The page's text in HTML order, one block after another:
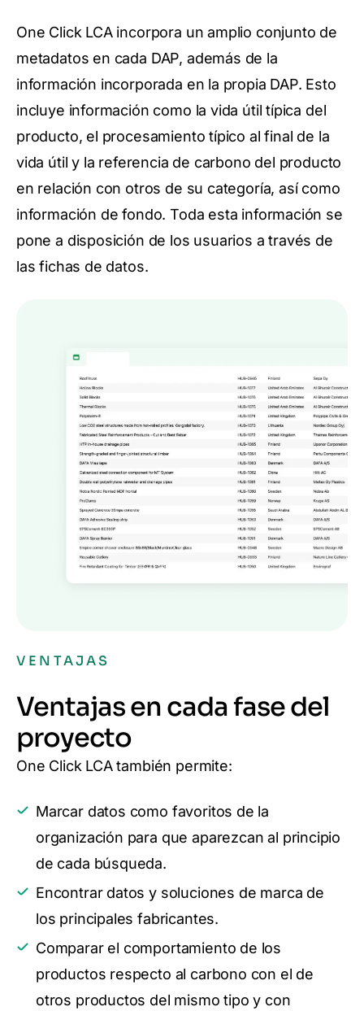
One Click LCA incorpora un amplio conjunto de
metadatos en cada DAP, además de la
información incorporada en la propia DAP. Esto
incluye información como la vida útil típica del
producto, el procesamiento típico al final de la
vida útil y la referencia de carbono del producto
en relación con otros de su categoría, así como
información de fondo. Toda esta información se
pone a disposición de los usuarios a través de
las fichas de datos.
VENTAJAS
Ventajas en cada fase del
proyecto
One Click LCA también permite:
Marcar datos como favoritos de la
organización para que aparezcan al principio
de cada búsqueda.
Encontrar datos y soluciones de marca de
los principales fabricantes.
Comparar el comportamiento de los
productos respecto al carbono con el de
otros productos del mismo tipo y con